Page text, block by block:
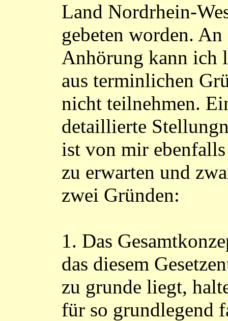
Land Nordrhein-
gebeten worden. An
Anhörung kann ich
aus terminlichen
nicht teilnehmen.
detaillierte
ist von mir
zu erwarten und
zwei Gründen:
1. Das
das diesem
zu grunde liegt,
für so grundlegend